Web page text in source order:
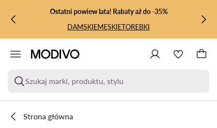
PRZEJDŹ DO GŁÓWNEJ ZAWARTOŚCI
PRZEJDŹ DO WYSZUKIWANIA
Ostatni powiew lata! Rabaty aż do -35%
DAMSKIEMĘSKIETOREBKI
Szukaj marki, produktu, stylu
Strona główna